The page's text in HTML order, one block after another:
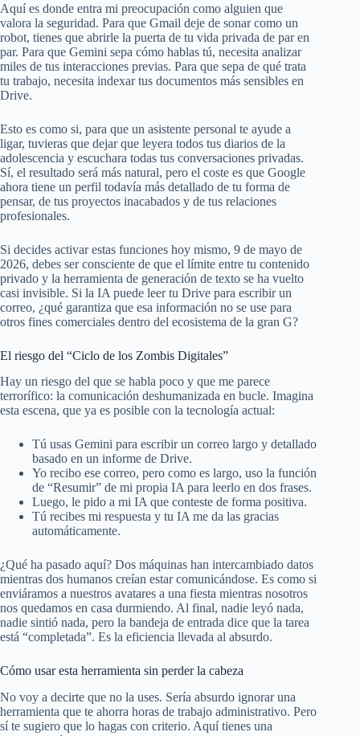
Aquí es donde entra mi preocupación como alguien que
valora la seguridad. Para que Gmail deje de sonar como un
robot, tienes que abrirle la puerta de tu vida privada de par en
par. Para que Gemini sepa cómo hablas tú, necesita analizar
miles de tus interacciones previas. Para que sepa de qué trata
tu trabajo, necesita indexar tus documentos más sensibles en
Drive.
Esto es como si, para que un asistente personal te ayude a
ligar, tuvieras que dejar que leyera todos tus diarios de la
adolescencia y escuchara todas tus conversaciones privadas.
Sí, el resultado será más natural, pero el coste es que Google
ahora tiene un perfil todavía más detallado de tu forma de
pensar, de tus proyectos inacabados y de tus relaciones
profesionales.
Si decides activar estas funciones hoy mismo, 9 de mayo de
2026, debes ser consciente de que el límite entre tu contenido
privado y la herramienta de generación de texto se ha vuelto
casi invisible. Si la IA puede leer tu Drive para escribir un
correo, ¿qué garantiza que esa información no se use para
otros fines comerciales dentro del ecosistema de la gran G?
El riesgo del “Ciclo de los Zombis Digitales”
Hay un riesgo del que se habla poco y que me parece
terrorífico: la comunicación deshumanizada en bucle. Imagina
esta escena, que ya es posible con la tecnología actual:
Tú usas Gemini para escribir un correo largo y detallado
basado en un informe de Drive.
Yo recibo ese correo, pero como es largo, uso la función
de “Resumir” de mi propia IA para leerlo en dos frases.
Luego, le pido a mi IA que conteste de forma positiva.
Tú recibes mi respuesta y tu IA me da las gracias
automáticamente.
¿Qué ha pasado aquí? Dos máquinas han intercambiado datos
mientras dos humanos creían estar comunicándose. Es como si
enviáramos a nuestros avatares a una fiesta mientras nosotros
nos quedamos en casa durmiendo. Al final, nadie leyó nada,
nadie sintió nada, pero la bandeja de entrada dice que la tarea
está “completada”. Es la eficiencia llevada al absurdo.
Cómo usar esta herramienta sin perder la cabeza
No voy a decirte que no la uses. Sería absurdo ignorar una
herramienta que te ahorra horas de trabajo administrativo. Pero
sí te sugiero que lo hagas con criterio. Aquí tienes una